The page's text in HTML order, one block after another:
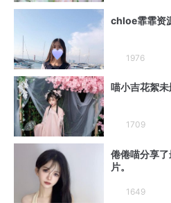
chloe霏霏资
1976
喵小吉花絮
1709
倦倦喵分享
片。
1649